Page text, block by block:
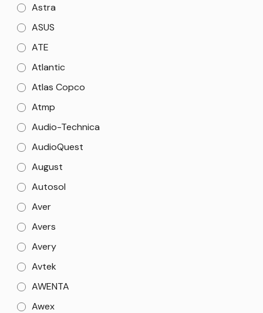
Astra
ASUS
ATE
Atlantic
Atlas Copco
Atmp
Audio-Technica
AudioQuest
August
Autosol
Aver
Avers
Avery
Avtek
AWENTA
Awex